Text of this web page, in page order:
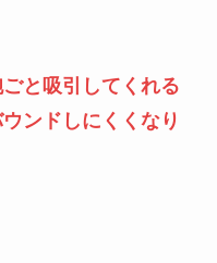
と吸引してくれる
ンドしにくくなり